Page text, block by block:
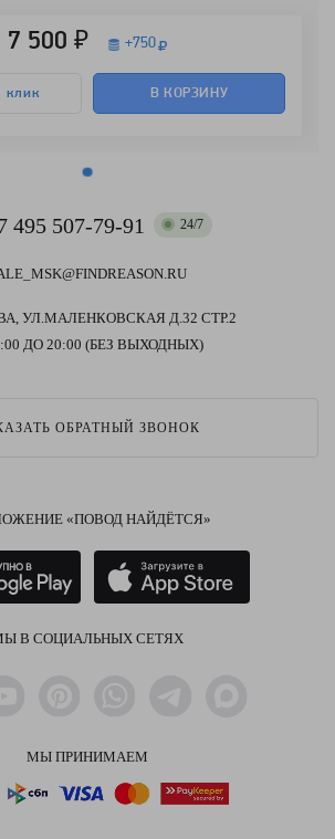
7 500 ₽ +750
клик В КОРЗИНУ
495 507-79-91 24/7
УЛ.МАЛЕНКОВСКАЯ Д.32 СТР.2
ДО 20:00 (БЕЗ ВЫХОДНЫХ)
ОБРАТНЫЙ ЗВОНОК
«ПОВОД НАЙДЁТСЯ»
В СОЦИАЛЬНЫХ СЕТЯХ
МЫ ПРИНИМАЕМ